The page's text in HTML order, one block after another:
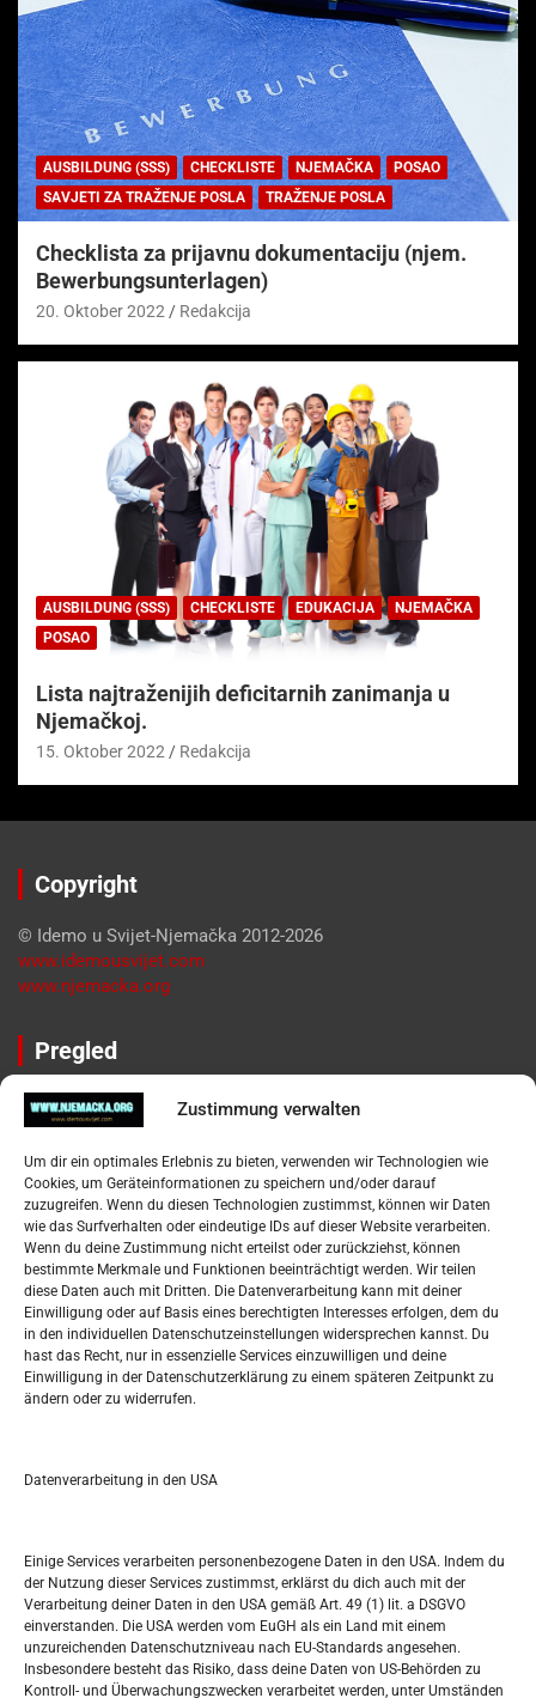
Zustimmung verwalten
Um dir ein optimales Erlebnis zu bieten, verwenden wir Technologien wie
Cookies, um Geräteinformationen zu speichern und/oder darauf
zuzugreifen. Wenn du diesen Technologien zustimmst, können wir Daten
wie das Surfverhalten oder eindeutige IDs auf dieser Website verarbeiten.
Wenn du deine Zustimmung nicht erteilst oder zurückziehst, können
bestimmte Merkmale und Funktionen beeinträchtigt werden. Wir teilen
diese Daten auch mit Dritten. Die Datenverarbeitung kann mit deiner
Einwilligung oder auf Basis eines berechtigten Interesses erfolgen, dem du
in den individuellen Datenschutzeinstellungen widersprechen kannst. Du
hast das Recht, nur in essenzielle Services einzuwilligen und deine
Einwilligung in der Datenschutzerklärung zu einem späteren Zeitpunkt zu
ändern oder zu widerrufen.
Datenverarbeitung in den USA
Einige Services verarbeiten personenbezogene Daten in den USA. Indem du
der Nutzung dieser Services zustimmst, erklärst du dich auch mit der
Verarbeitung deiner Daten in den USA gemäß Art. 49 (1) lit. a DSGVO
einverstanden. Die USA werden vom EuGH als ein Land mit einem
unzureichenden Datenschutzniveau nach EU-Standards angesehen.
Insbesondere besteht das Risiko, dass deine Daten von US-Behörden zu
Kontroll- und Überwachungszwecken verarbeitet werden, unter Umständen
AUSBILDUNG (SSS) CHECKLISTE NJEMAČKA
POSAO
SAVJETI ZA TRAŽENJE POSLA
TRAŽENJE POSLA
Checklista za prijavnu dokumentaciju (njem.
Bewerbungsunterlagen)
20. Oktober 2022 Redakcija
AUSBILDUNG (SSS) CHECKLISTE EDUKACIJA
NJEMAČKA
POSAO
Lista najtraženijih deficitarnih zanimanja u
Njemačkoj.
15. Oktober 2022 Redakcija
Copyright
© Idemo u Svijet-Njemačka 2012-2026
www.idemousvijet.com
www.njemacka.org
Pregled
Impressum
Datenschutzerklärung
Widerufsbelehrung
Oglašavanje / Postavite svoj oglas
Tko je “Idemo u Svijet – Njemačka?
Pretražite stranicu:
S
e
a
h
M D M D F S S
1
3 4 5 6 7 8
10 11 12 13 14 15 16